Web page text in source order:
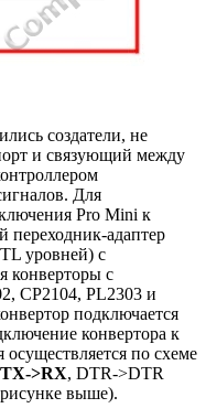
создатели, не
и связующий между
Для
Pro Mini к
переходник-адаптер
уровней) с
конверторы с
CP2104, PL2303 и
подключается
конвертора к
по схеме
TX->RX, DTR->DTR
выше).